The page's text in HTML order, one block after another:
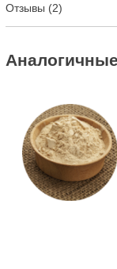
Отзывы (2)
Аналогичные